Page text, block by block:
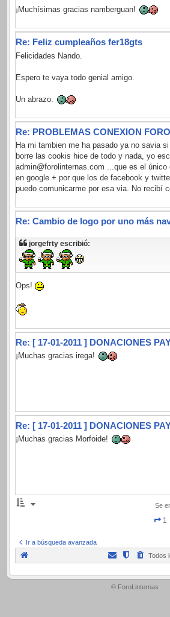
¡Muchísimas gracias namberguan!
Re: Feliz cumpleaños fer18gts
Felicidades Nando.
Espero te vaya todo genial amigo.
Un abrazo.
Re: PROBLEMAS CONEXION FORO
Ha mi tambien me ha pasado ya no savia
borre las cookis hice de todo y nada, yo
admin@forolinternas.com ...que es el
en google + por que los de facebook y
puedo comunicarme por esa via. No recibí
Re: Cambio de logo por uno más
jorgefrty escribió:
Ops!
Re: [ 17-01-2011 ] DONACIONES
¡Muchas gracias irega!
Re: [ 17-01-2011 ] DONACIONES
¡Muchas gracias Morfoide!
Se
de
1
Ir a búsqueda avanzada
Todos
.
© ForoLinternas